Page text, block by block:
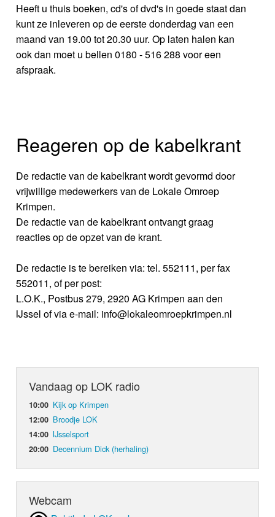
Heeft u thuis boeken, cd's of dvd's in goede staat dan
kunt ze inleveren op de eerste donderdag van een
maand van 19.00 tot 20.30 uur. Op laten halen kan
ook dan moet u bellen 0180 - 516 288 voor een
afspraak.
Reageren op de kabelkrant
De redactie van de kabelkrant wordt gevormd door
vrijwillige medewerkers van de Lokale Omroep
Krimpen.
De redactie van de kabelkrant ontvangt graag
reacties op de opzet van de krant.
De redactie is te bereiken via: tel. 552111, per fax
552011, of per post:
L.O.K., Postbus 279, 2920 AG Krimpen aan den
IJssel of via e-mail: info@lokaleomroepkrimpen.nl
Vandaag op LOK radio
10:00 Kijk op Krimpen
12:00 Broodje LOK
14:00 IJsselsport
20:00 Decennium Dick (herhaling)
Webcam